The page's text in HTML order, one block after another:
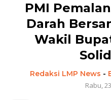
PMI
Darah
Wakil
Redaksi LMP News -
Rabu,